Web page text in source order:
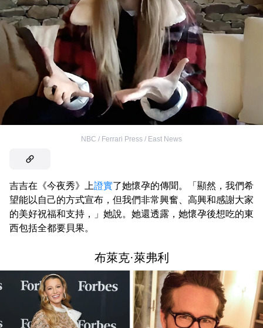
NBC / Ferrari Press / East News
吉吉在《今夜秀》上證實了她懷孕的傳聞。「顯然，我們希
望能以自己的方式宣布，但我們非常興奮、高興和感謝大家
的美好祝福和支持，」她說。她還透露，她懷孕後想吃的東
西包括全都要貝果。
布萊克·萊弗利